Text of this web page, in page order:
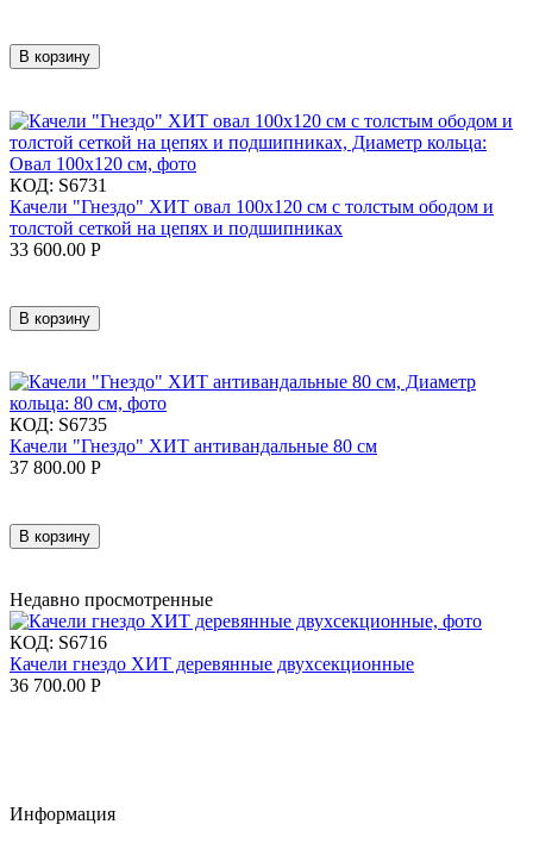
В корзину
КОД: S6731
Качели "Гнездо" ХИТ овал 100x120 см с толстым ободом и
толстой сеткой на цепях и подшипниках
33 600.00 Р
В корзину
КОД: S6735
Качели "Гнездо" ХИТ антивандальные 80 см
37 800.00 Р
В корзину
Недавно просмотренные
КОД: S6716
Качели гнездо ХИТ деревянные двухсекционные
36 700.00 Р
Информация